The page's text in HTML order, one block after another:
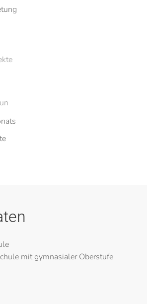
mit gymnasialer Oberstufe